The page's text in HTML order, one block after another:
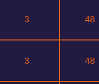
3 48
3 48